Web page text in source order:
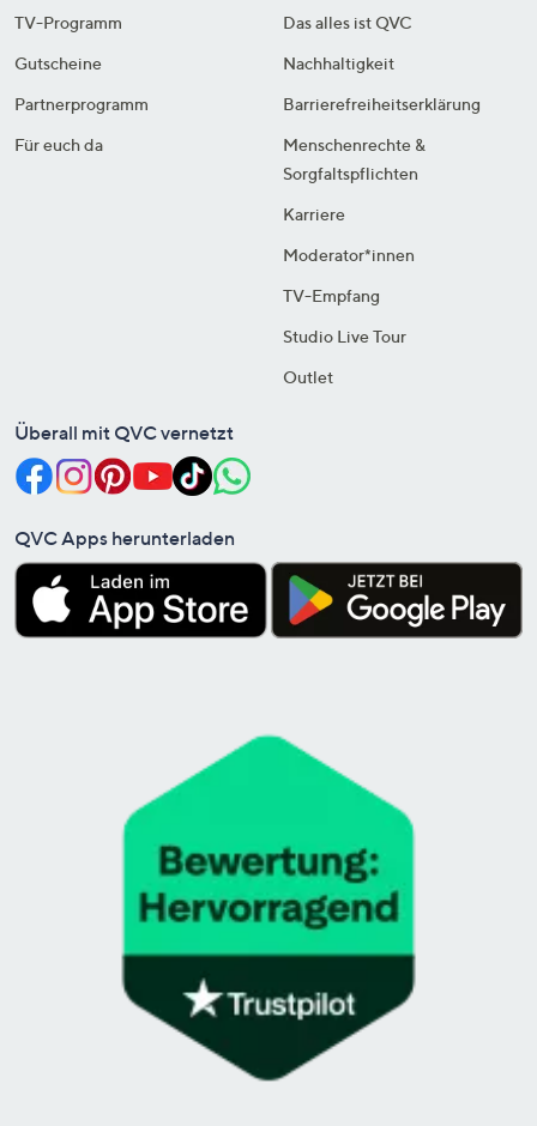
TV-Programm
Gutscheine
Partnerprogramm
Für euch da
Das alles ist QVC
Nachhaltigkeit
Barrierefreiheitserklärung
Menschenrechte &
Sorgfaltspflichten
Karriere
Moderator*innen
TV-Empfang
Studio Live Tour
Outlet
Überall mit QVC vernetzt
QVC Apps herunterladen